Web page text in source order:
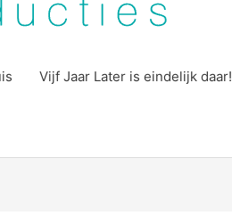
Vijf Jaar Later is eindelijk daar!